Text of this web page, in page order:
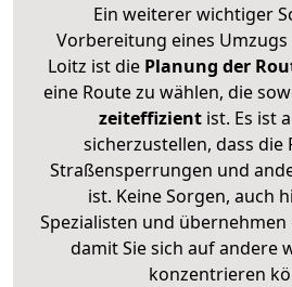
Ein weiterer wichtiger
Vorbereitung eines Umzugs
Loitz ist die Planung der
eine Route zu wählen, die
zeiteffizientist. Es ist
sicherzustellen, dass die
Straßensperrungen und
ist. Keine Sorgen, auch
Spezialisten und
damit Sie sich auf andere
konzentrieren